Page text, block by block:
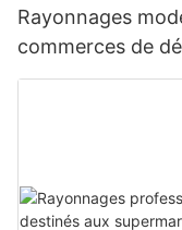
Rayonnages
commerces de